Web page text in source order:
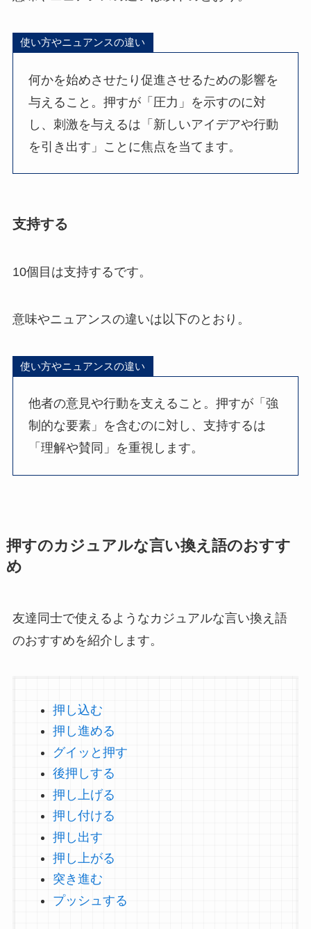
使い方やニュアンスの違い
何かを始めさせたり促進させるための影響を
与えること。押すが「圧力」を示すのに対
し、刺激を与えるは「新しいアイデアや行動
を引き出す」ことに焦点を当てます。
支持する
10個目は支持するです。
意味やニュアンスの違いは以下のとおり。
使い方やニュアンスの違い
他者の意見や行動を支えること。押すが「強
制的な要素」を含むのに対し、支持するは
「理解や賛同」を重視します。
押すのカジュアルな言い換え語のおすす
め
友達同士で使えるようなカジュアルな言い換え語
のおすすめを紹介します。
押し込む
押し進める
グイッと押す
後押しする
押し上げる
押し付ける
押し出す
押し上がる
突き進む
プッシュする